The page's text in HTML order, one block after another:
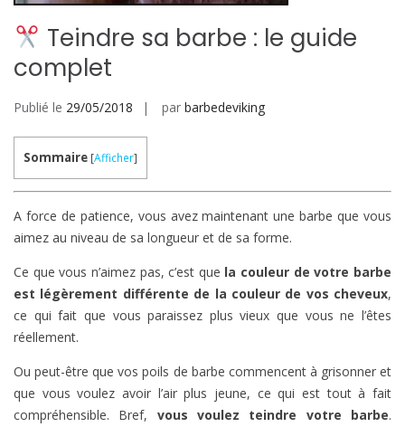
Teindre sa barbe : le guide
complet
Publié le 29/05/2018 par barbedeviking
Sommaire [Afficher]
A force de patience, vous avez maintenant une barbe que vous
aimez au niveau de sa longueur et de sa forme.
Ce que vous n’aimez pas, c’est que la couleur de votre barbe
est légèrement différente de la couleur de vos cheveux,
ce qui fait que vous paraissez plus vieux que vous ne l’êtes
réellement.
Ou peut-être que vos poils de barbe commencent à grisonner et
que vous voulez avoir l’air plus jeune, ce qui est tout à fait
compréhensible. Bref, vous voulez teindre votre barbe.